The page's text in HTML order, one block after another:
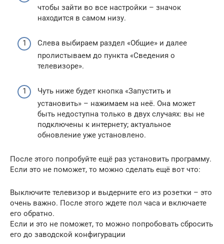
чтобы зайти во все настройки – значок
находится в самом низу.
Слева выбираем раздел «Общие» и далее
пролистываем до пункта «Сведения о
телевизоре».
Чуть ниже будет кнопка «Запустить и
установить» – нажимаем на неё. Она может
быть недоступна только в двух случаях: вы не
подключены к интернету; актуальное
обновление уже установлено.
После этого попробуйте ещё раз установить программу.
Если это не поможет, то можно сделать ещё вот что:
Выключите телевизор и выдерните его из розетки – это
очень важно. После этого ждете пол часа и включаете
его обратно.
Если и это не поможет, то можно попробовать сбросить
его до заводской конфигурации